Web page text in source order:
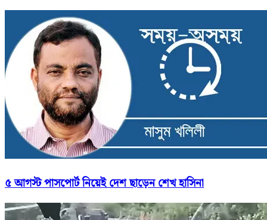
৫ আগস্ট পাসপোর্ট নিয়েই দেশ ছাড়েন শেখ হাসিনা